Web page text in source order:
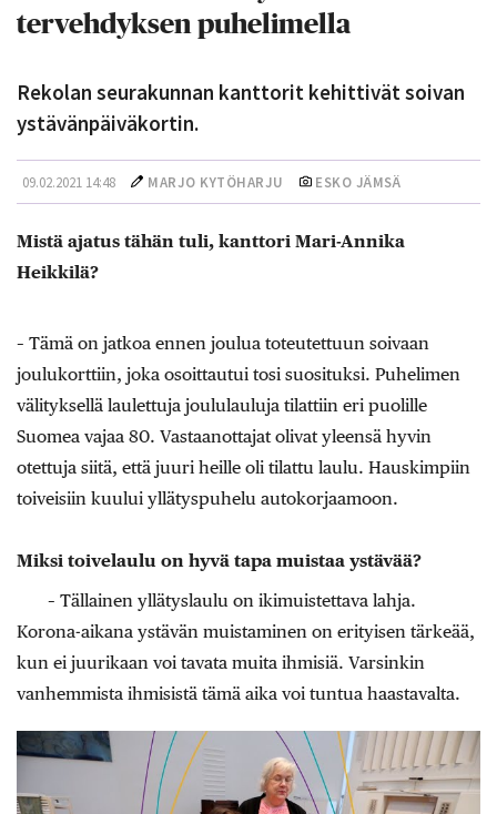
tervehdyksen puhelimella
Rekolan seurakunnan kanttorit kehittivät soivan
ystävänpäiväkortin.
09.02.2021 14:48 MARJO KYTÖHARJU ESKO JÄMSÄ
Mistä ajatus tähän tuli, kanttori Mari-Annika
Heikkilä?
– Tämä on jatkoa ennen joulua toteutettuun soivaan
joulukorttiin, joka osoittautui tosi suosituksi. Puhelimen
välityksellä laulettuja joululauluja tilattiin eri puolille
Suomea vajaa 80. Vastaanottajat olivat yleensä hyvin
otettuja siitä, että juuri heille oli tilattu laulu. Hauskimpiin
toiveisiin kuului yllätyspuhelu autokorjaamoon.
Miksi toivelaulu on hyvä tapa muistaa ystävää?
– Tällainen yllätyslaulu on ikimuistettava lahja.
Korona-aikana ystävän muistaminen on erityisen tärkeää,
kun ei juurikaan voi tavata muita ihmisiä. Varsinkin
vanhemmista ihmisistä tämä aika voi tuntua haastavalta.